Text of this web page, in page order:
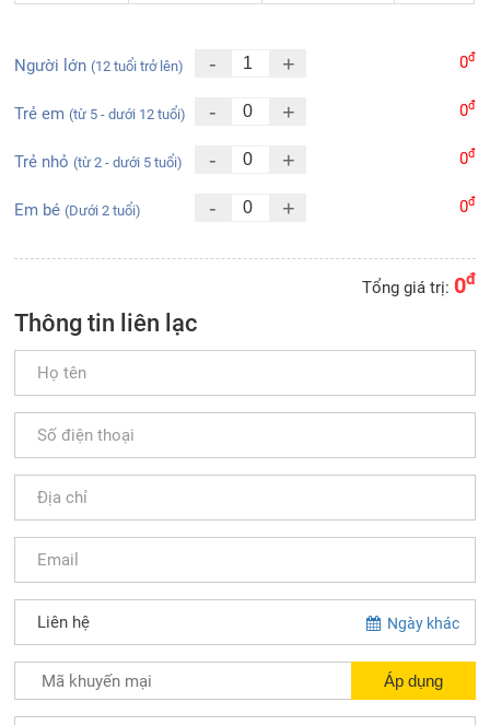
Người lớn(12 tuổi trở lên) - + 0đ
Trẻ em(từ 5 - dưới 12 tuổi) - + 0đ
Trẻ nhỏ(từ 2 - dưới 5 tuổi) - + 0đ
Em bé(Dưới 2 tuổi) - + 0đ
Tổng giá trị: 0đ
Thông tin liên lạc
Ngày khác